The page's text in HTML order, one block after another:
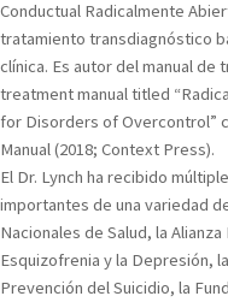
Conductual Radicalmente
tratamiento transdiagnóstico
clínica. Es autor del manual de
treatment manual titled
for Disorders of Overcontrol”
Manual (2018; Context Press).
El Dr. Lynch ha recibido
importantes de una variedad
Nacionales de Salud, la
Esquizofrenia y la Depresión,
Prevención del Suicidio, la